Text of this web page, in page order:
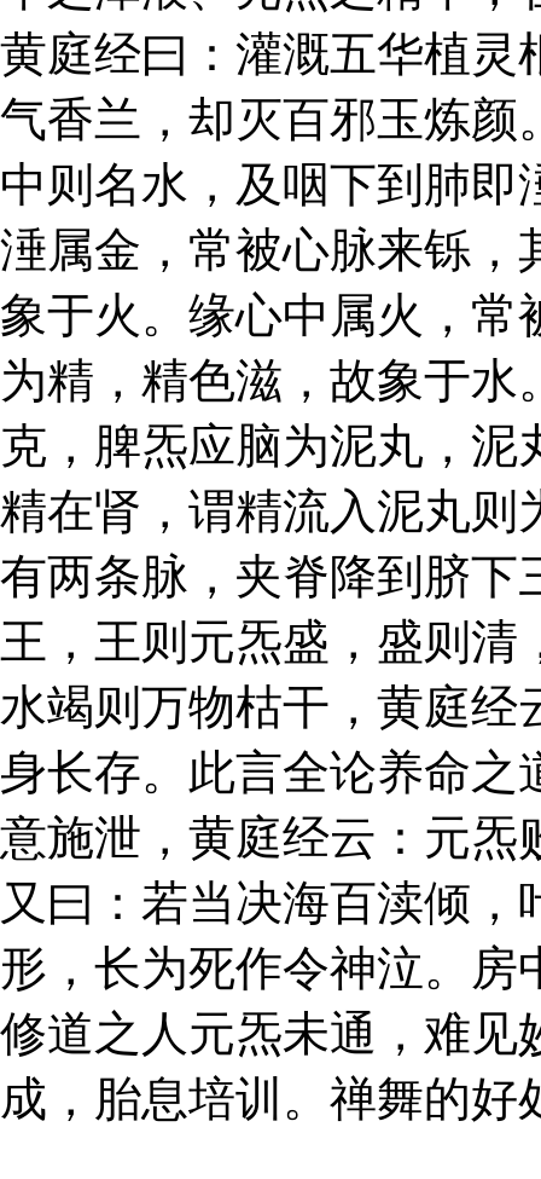
黄庭经曰：灌溉五华植灵
气香兰，却灭百邪玉炼颜
中则名水，及咽下到肺
涶属金，常被心脉来铄，
象于火。缘心中属火，常
为精，精色滋，故象于
克，脾炁应脑为泥丸，
精在肾，谓精流入泥丸则
有两条脉，夹脊降到脐下
王，王则元炁盛，盛则
水竭则万物枯干，黄庭经
身长存。此言全论养命之
意施泄，黄庭经云：元炁
又曰：若当决海百渎倾
形，长为死作令神泣。
修道之人元炁未通，难见
成，胎息培训。禅舞的好